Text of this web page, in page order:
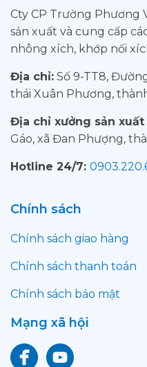
Cty CP Trường Phương
sản xuất và cung cấp
nhông xích, khớp nối
Địa chỉ: Số 9-TT8,
thái Xuân Phương,
Địa chỉ xưởng sản xuất
Gáo, xã Đan Phượng,
Hotline 24/7:
Chính sách
Chính sách giao hàng
Chính sách thanh toán
Chính sách bảo mật
Mạng xã hội